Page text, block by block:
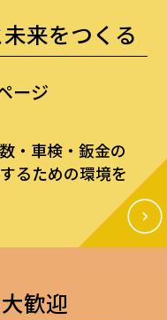
来をつくる
ージ
・車検・鈑金の
るための環境を
歓迎